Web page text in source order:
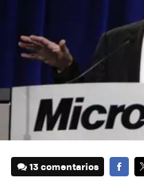
13 comentarios